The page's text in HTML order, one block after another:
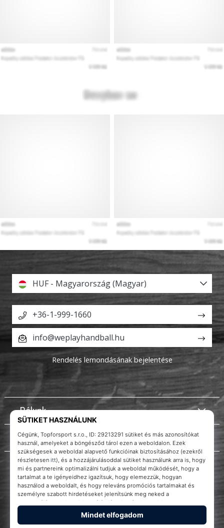
WePlayHandball.hu
Instagram
Rólunk
Ügyfélszolgálat
HUF - Magyarország (Magyar)
+36-1-999-1660
info@weplayhandball.hu
Rendelés lemondásának bejelentése